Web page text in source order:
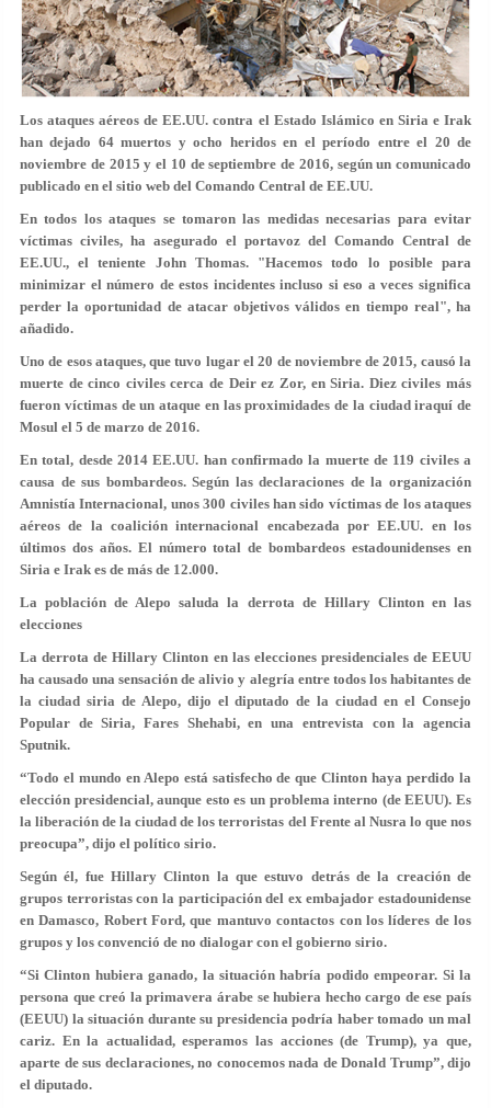
Los ataques aéreos de EE.UU. contra el Estado Islámico en Siria e Irak
han dejado 64 muertos y ocho heridosen el período entre el 20 de
noviembre de 2015 y el 10 de septiembre de 2016, según un comunicado
publicado en el sitio web del Comando Central de EE.UU.
En todos los ataques se tomaron las medidas necesarias para evitar
víctimas civiles, ha asegurado el portavoz del Comando Central de
EE.UU., el teniente John Thomas. "Hacemos todo lo posiblepara
minimizar el número de estos incidentes incluso si eso a veces significa
perder la oportunidad de atacar objetivos válidos en tiempo real", ha
añadido.
Uno de esos ataques, que tuvo lugar el 20 de noviembre de 2015, causó la
muerte de cinco civilescerca de Deir ez Zor, en Siria. Diez civiles más
fueron víctimas de un ataque en las proximidades de la ciudad iraquí de
Mosul el 5 de marzo de 2016.
En total, desde 2014 EE.UU. han confirmado la muerte de 119 civilesa
causa de sus bombardeos. Según las declaraciones de la organización
Amnistía Internacional, unos300 civiles han sido víctimas de los ataques
aéreos de la coalición internacional encabezada por EE.UU. en los
últimos dos años. El número total de bombardeos estadounidenses en
Siria e Irak es de más de 12.000.
La población de Alepo saluda la derrota de Hillary Clinton en las
elecciones
La derrota de Hillary Clinton en las elecciones presidenciales de EEUU
ha causado una sensación de alivio y alegría entre todos los habitantes de
la ciudad siria de Alepo, dijo el diputado de la ciudad en el Consejo
Popular de Siria, Fares Shehabi, en una entrevista con la agencia
Sputnik.
“Todo el mundo en Alepo está satisfecho de que Clinton haya perdido la
elección presidencial, aunque esto es un problema interno (de EEUU). Es
la liberación de la ciudad de los terroristas del Frente al Nusra lo que nos
preocupa”, dijo el político sirio.
Según él, fue Hillary Clinton la que estuvo detrás de la creación de
grupos terroristas con la participación del ex embajador estadounidense
en Damasco, Robert Ford, que mantuvo contactos con los líderes de los
grupos y los convenció de no dialogar con el gobierno sirio.
“Si Clinton hubiera ganado, la situación habría podido empeorar. Si la
persona que creó la primavera árabe se hubiera hecho cargo de ese país
(EEUU) la situación durante su presidencia podría haber tomado un mal
cariz. En la actualidad, esperamos las acciones (de Trump), ya que,
aparte de sus declaraciones, no conocemos nada de Donald Trump”, dijo
el diputado.